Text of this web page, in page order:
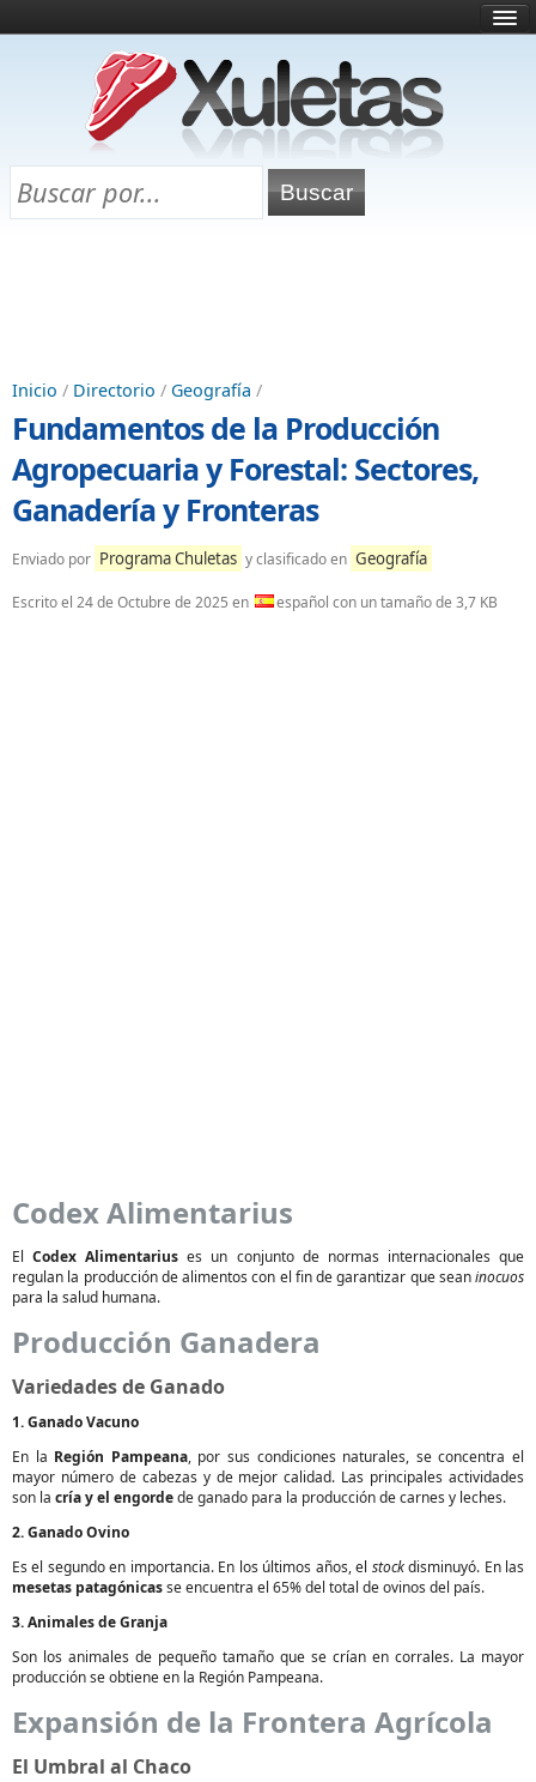
¿Qué es esto?
Directorio
Chuletas para exámenes
Inicio / Directorio / Geografía /
Fundamentos de la Producción
Agropecuaria y Forestal: Sectores,
Ganadería y Fronteras
Enviado por Programa Chuletas y clasificado en Geografía
Escrito el 24 de Octubre de 2025 en español con un tamaño de 3,7 KB
Codex Alimentarius
ElCodex Alimentarius es un conjunto de normas internacionales que
regulan la producción de alimentos con el fin de garantizar que seaninocuos
para la salud humana.
Producción Ganadera
Variedades de Ganado
1. Ganado Vacuno
En la Región Pampeana, por sus condiciones naturales, se concentra el
mayor número de cabezas y de mejor calidad. Las principales actividades
son la cría y el engordede ganado para la producción de carnes y leches.
2. Ganado Ovino
Es el segundo en importancia. En los últimos años, el stockdisminuyó. En las
mesetas patagónicasse encuentra el 65% del total de ovinos del país.
3. Animales de Granja
Son los animales de pequeño tamaño que se crían en corrales. La mayor
producción se obtiene en la Región Pampeana.
Expansión de la Frontera Agrícola
El Umbral al Chaco